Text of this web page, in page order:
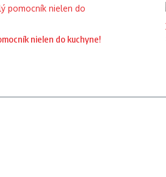
nielen do kuchyne!